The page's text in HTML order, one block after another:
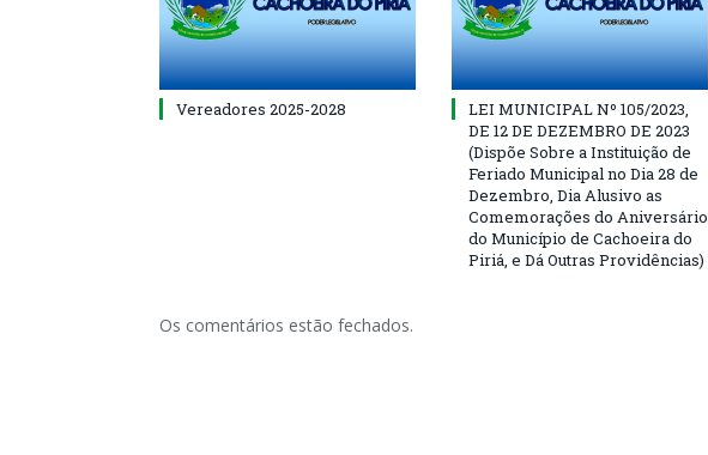
Vereadores 2025-2028
LEI MUNICIPAL Nº 105/2023,
DE 12 DE DEZEMBRO DE 2023
(Dispõe Sobre a Instituição de
Feriado Municipal no Dia 28 de
Dezembro, Dia Alusivo as
Comemorações do Aniversário
do Município de Cachoeira do
Piriá, e Dá Outras Providências)
Os comentários estão fechados.